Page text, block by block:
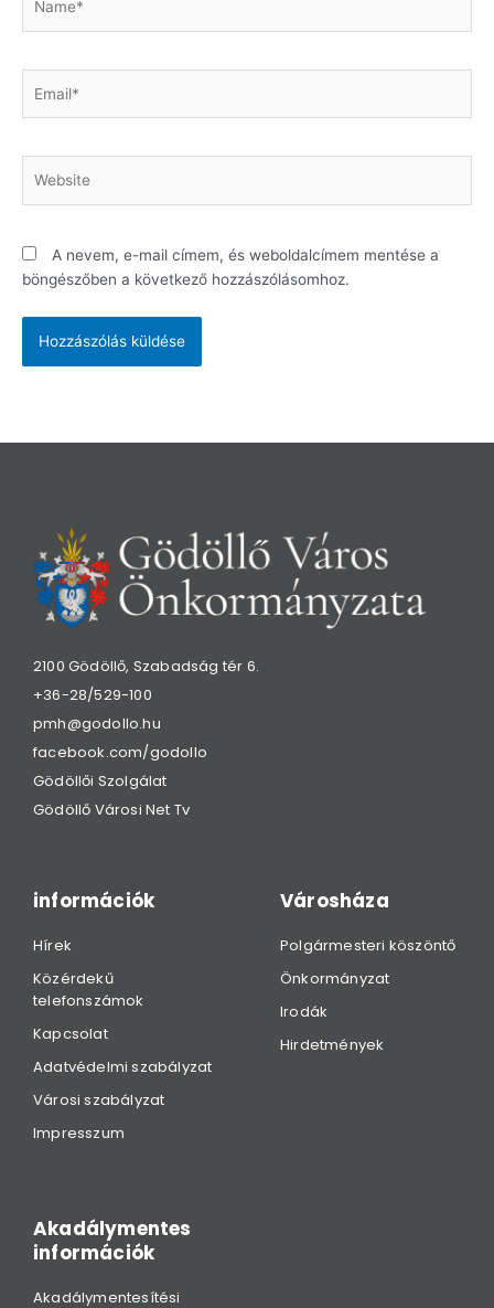
A nevem, e-mail címem, és weboldalcímem mentése a
böngészőben a következő hozzászólásomhoz.
2100 Gödöllő, Szabadság tér 6.
+36-28/529-100
pmh@godollo.hu
facebook.com/godollo
Gödöllői Szolgálat
Gödöllő Városi Net Tv
információk
Hírek
Közérdekű
telefonszámok
Kapcsolat
Adatvédelmi szabályzat
Városi szabályzat
Impresszum
Városháza
Polgármesteri köszöntő
Önkormányzat
Irodák
Hirdetmények
Akadálymentes
információk
Akadálymentesítési